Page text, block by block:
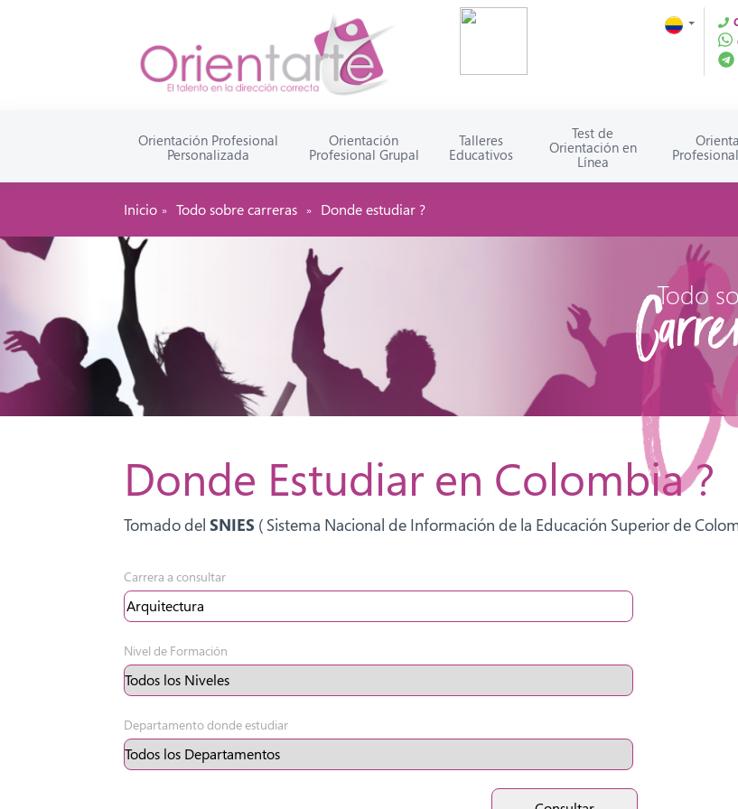
Orientación Profesional
Personalizada
Orientación
Profesional Grupal
Talleres
Educativos
Test de
Orientación en
Línea
Inicio » Todo sobre carreras » Donde estudiar ?
Todo
Donde Estudiar en Colombia ?
Tomado del SNIES ( Sistema Nacional de Información de la Educación Superior de
Carrera a consultar
Nivel de Formación
Departamento donde estudiar